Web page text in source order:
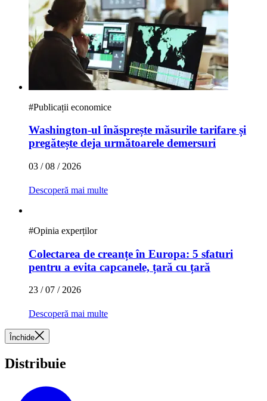
#Publicații economice
Washington-ul înăsprește măsurile tarifare și
pregătește deja următoarele demersuri
03 / 08 / 2026
Descoperă mai multe
#Opinia experților
Colectarea de creanțe în Europa: 5 sfaturi
pentru a evita capcanele, țară cu țară
23 / 07 / 2026
Descoperă mai multe
Închide
Distribuie